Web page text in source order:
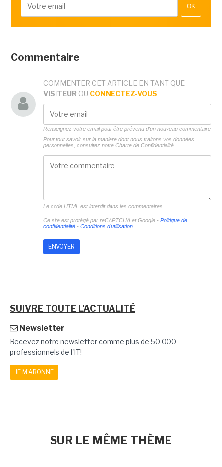
OK
Commentaire
COMMENTER CET ARTICLE EN TANT QUE
VISITEUR OU CONNECTEZ-VOUS
Renseignez votre email pour être prévenu d'un nouveau commentaire
Pour tout savoir sur la manière dont nous traitons vos données
personnelles, consultez notre Charte de Confidentialité.
Le code HTML est interdit dans les commentaires
Ce site est protégé par reCAPTCHA et Google - Politique de
confidentialité- Conditions d'utilisation
SUIVRE TOUTE L'ACTUALITÉ
Newsletter
Recevez notre newsletter comme plus de 50 000
professionnels de l'IT!
JE M'ABONNE
SUR LE MÊME THÈME